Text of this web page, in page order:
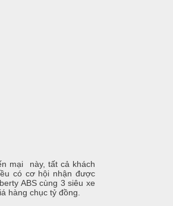
mại này, tất cả khách
có cơ hội nhận được
ABS cùng 3 siêu xe
hàng chục tỷ đồng.